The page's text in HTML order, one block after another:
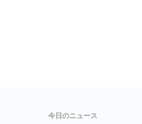
今日のニュース